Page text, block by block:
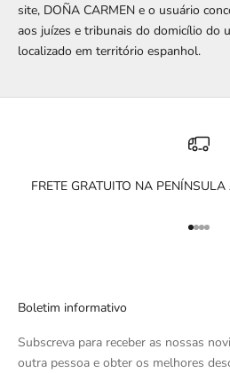
site, DOÑA CARMEN e o usuário
aos juízes e tribunais do domicílio do
localizado em território espanhol.
FRETE GRATUITO NA
Ir para
Ir para
IrIr
Boletim informativo
Subscreva para receber as nossas
outra pessoa e obter os melhores